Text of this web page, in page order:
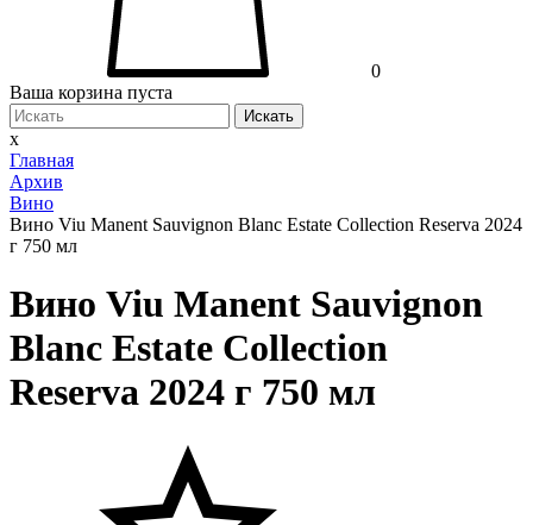
0
Ваша корзина пуста
Искать
x
Главная
Архив
Вино
Вино Viu Manent Sauvignon Blanc Estate Collection Reserva 2024
г 750 мл
Вино Viu Manent Sauvignon
Blanc Estate Collection
Reserva 2024 г 750 мл